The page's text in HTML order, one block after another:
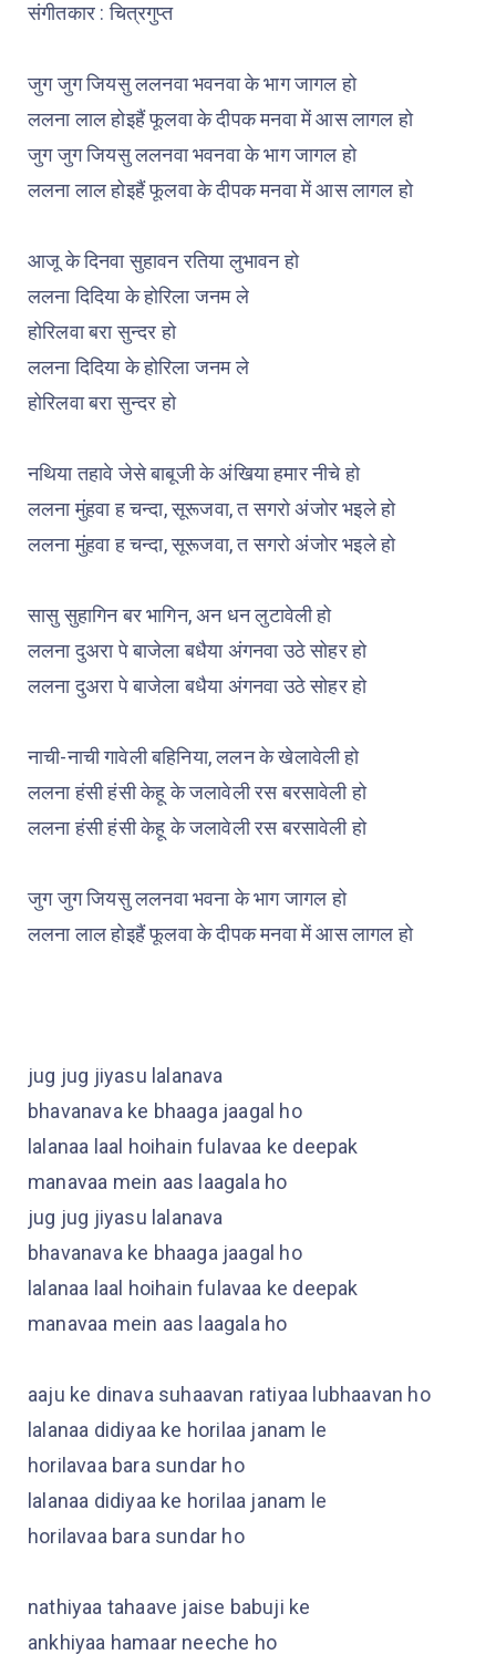
संगीतकार : चित्रगुप्त
जुग जुग जियसु ललनवा भवनवा के भाग जागल हो
ललना लाल होइहैं फूलवा के दीपक मनवा में आस लागल हो
जुग जुग जियसु ललनवा भवनवा के भाग जागल हो
ललना लाल होइहैं फूलवा के दीपक मनवा में आस लागल हो
आजू के दिनवा सुहावन रतिया लुभावन हो
ललना दिदिया के होरिला जनम ले
होरिलवा बरा सुन्दर हो
ललना दिदिया के होरिला जनम ले
होरिलवा बरा सुन्दर हो
नथिया तहावे जेसे बाबूजी के अंखिया हमार नीचे हो
ललना मुंहवा ह चन्दा, सूरूजवा, त सगरो अंजोर भइले हो
ललना मुंहवा ह चन्दा, सूरूजवा, त सगरो अंजोर भइले हो
सासु सुहागिन बर भागिन, अन धन लुटावेली हो
ललना दुअरा पे बाजेला बधैया अंगनवा उठे सोहर हो
ललना दुअरा पे बाजेला बधैया अंगनवा उठे सोहर हो
नाची-नाची गावेली बहिनिया, ललन के खेलावेली हो
ललना हंसी हंसी केहू के जलावेली रस बरसावेली हो
ललना हंसी हंसी केहू के जलावेली रस बरसावेली हो
जुग जुग जियसु ललनवा भवना के भाग जागल हो
ललना लाल होइहैं फूलवा के दीपक मनवा में आस लागल हो
jug jug jiyasu lalanava
bhavanava ke bhaaga jaagal ho
lalanaa laal hoihain fulavaa ke deepak
manavaa mein aas laagala ho
jug jug jiyasu lalanava
bhavanava ke bhaaga jaagal ho
lalanaa laal hoihain fulavaa ke deepak
manavaa mein aas laagala ho
aaju ke dinava suhaavan ratiyaa lubhaavan ho
lalanaa didiyaa ke horilaa janam le
horilavaa bara sundar ho
lalanaa didiyaa ke horilaa janam le
horilavaa bara sundar ho
nathiyaa tahaave jaise babuji ke
ankhiyaa hamaar neeche ho